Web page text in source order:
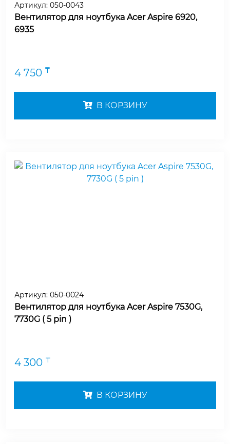
Артикул: 050-0043
Вентилятор для ноутбука Acer Aspire 6920,
6935
4 750 ₸
В КОРЗИНУ
Артикул: 050-0024
Вентилятор для ноутбука Acer Aspire 7530G,
7730G ( 5 pin )
4 300 ₸
В КОРЗИНУ